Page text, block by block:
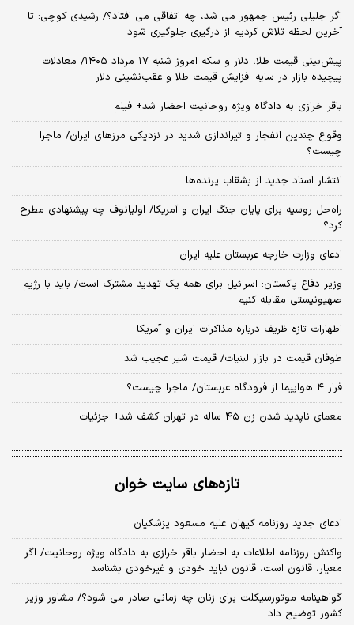
اگر جلیلی رئیس جمهور می شد، چه اتفاقی می افتاد؟/ رشیدی کوچی: تا
آخرین لحظه تلاش کردیم از درگیری جلوگیری شود
پیش‌بینی قیمت طلا، دلار و سکه امروز شنبه ۱۷ مرداد ۱۴۰۵/ معادلات
پیچیده بازار در سایه افزایش قیمت طلا و عقب‌نشینی دلار
باقر خرازی به دادگاه ویژه روحانیت احضار شد+ فیلم
وقوع چندین انفجار و تیراندازی شدید در نزدیکی مرز‌های ایران/ ماجرا
چیست؟
انتشار اسناد جدید از بشقاب پرنده‌ها
راه‌حل روسیه برای پایان جنگ ایران و آمریکا/ اولیانوف چه پیشنهادی مطرح
کرد؟
ادعای وزارت خارجه عربستان علیه ایران
وزیر دفاع پاکستان: اسرائیل برای همه یک تهدید مشترک است/ باید با رژیم
صهیونیستی مقابله کنیم
اظهارات تازه ظریف درباره مذاکرات ایران و آمریکا
طوفان قیمت در بازار لبنیات/ قیمت شیر عجیب شد
فرار ۴ هواپیما از فرودگاه عربستان/ ماجرا چیست؟
معمای ناپدید شدن زن ۴۵ ساله در تهران کشف شد+ جزئیات
تازه‌های سایت خوان
ادعای جدید روزنامه کیهان علیه مسعود پزشکیان
واکنش روزنامه اطلاعات به احضار باقر خرازی به دادگاه ویژه روحانیت/ اگر
معیار، قانون است، قانون نباید خودی و غیرخودی بشناسد
گواهینامه موتورسیکلت برای زنان چه زمانی صادر می شود؟/ مشاور وزیر
کشور توضیح داد